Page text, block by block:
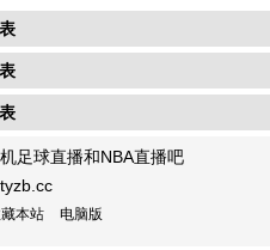
足球直播和NBA直播吧
本站 电脑版